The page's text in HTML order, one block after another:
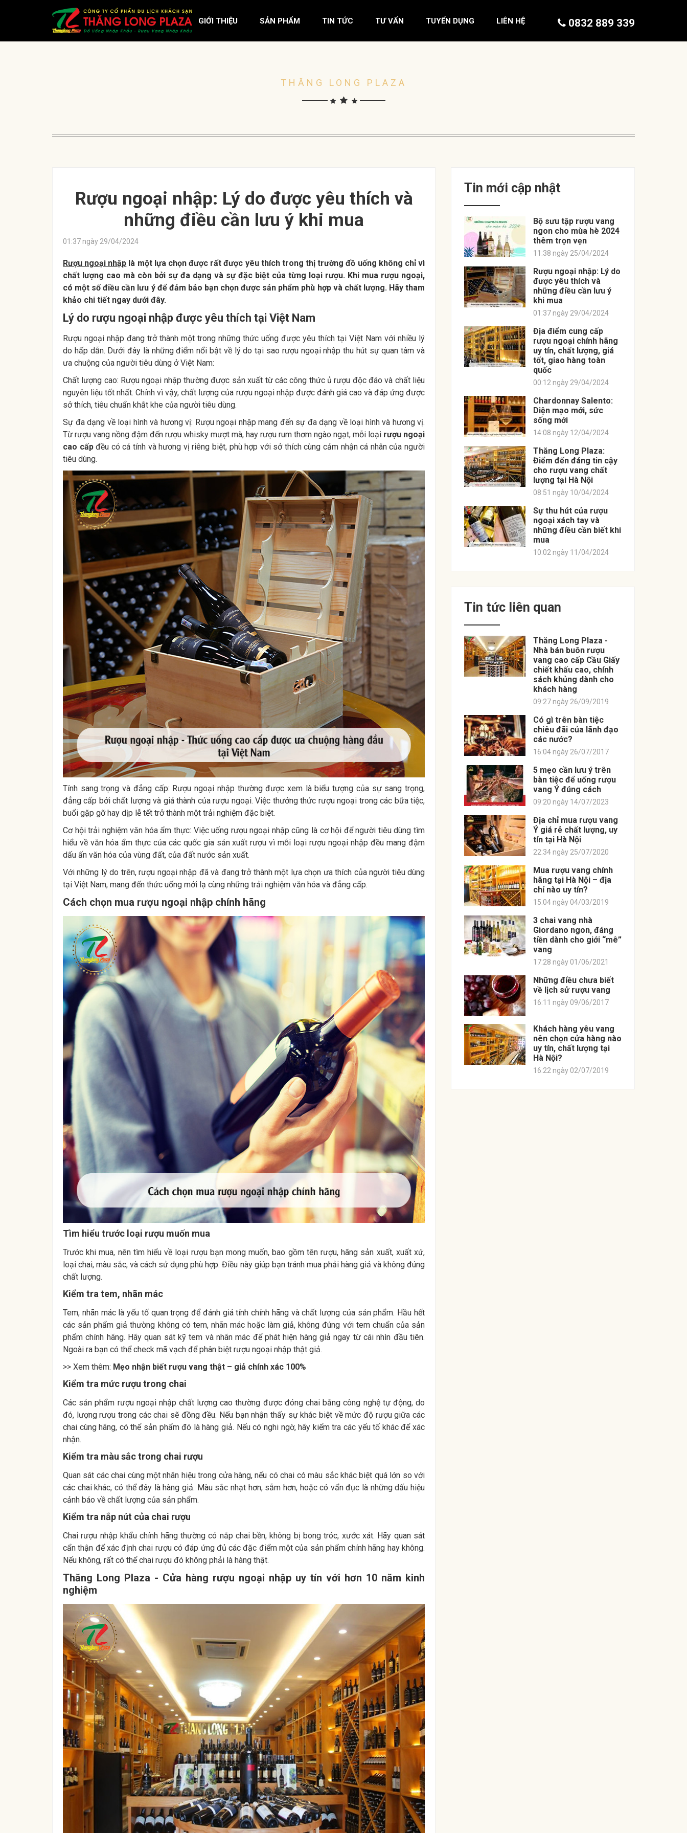
GIỚI THIỆU SẢN PHẨM TIN TỨC TƯ VẤN TUYỂN DỤNG LIÊN HỆ 0832 889 339
THĂNG LONG PLAZA
Rượu ngoại nhập: Lý do được yêu thích và
những điều cần lưu ý khi mua
01:37 ngày 29/04/2024
Rượu ngoại nhập là một lựa chọn được rất được yêu thích trong thị trường đồ uống không chỉ vì
chất lượng cao mà còn bởi sự đa dạng và sự đặc biệt của từng loại rượu. Khi mua rượu ngoại,
có một số điều cần lưu ý để đảm bảo bạn chọn được sản phẩm phù hợp và chất lượng. Hãy tham
khảo chi tiết ngay dưới đây.
Lý do rượu ngoại nhập được yêu thích tại Việt Nam
Rượu ngoại nhập đang trở thành một trong những thức uống được yêu thích tại Việt Nam với nhiều lý
do hấp dẫn. Dưới đây là những điểm nổi bật về lý do tại sao rượu ngoại nhập thu hút sự quan tâm và
ưa chuộng của người tiêu dùng ở Việt Nam:
Chất lượng cao: Rượu ngoại nhập thường được sản xuất từ các công thức ủ rượu độc đáo và chất liệu
nguyên liệu tốt nhất. Chính vì vậy, chất lượng của rượu ngoại nhập được đánh giá cao và đáp ứng được
sở thích, tiêu chuẩn khắt khe của người tiêu dùng.
Sự đa dạng về loại hình và hương vị: Rượu ngoại nhập mang đến sự đa dạng về loại hình và hương vị.
Từ rượu vang nồng đậm đến rượu whisky mượt mà, hay rượu rum thơm ngào ngạt, mỗi loại rượu ngoại
cao cấpđều có cá tính và hương vị riêng biệt, phù hợp với sở thích cùng cảm nhận cá nhân của người
tiêu dùng.
Tính sang trọng và đẳng cấp: Rượu ngoại nhập thường được xem là biểu tượng của sự sang trọng,
đẳng cấp bởi chất lượng và giá thành của rượu ngoại. Việc thưởng thức rượu ngoại trong các bữa tiệc,
buổi gặp gỡ hay dịp lễ tết trở thành một trải nghiệm đặc biệt.
Cơ hội trải nghiệm văn hóa ẩm thực: Việc uống rượu ngoại nhập cũng là cơ hội để người tiêu dùng tìm
hiểu về văn hóa ẩm thực của các quốc gia sản xuất rượu vì mỗi loại rượu ngoại nhập đều mang đậm
dấu ấn văn hóa của vùng đất, của đất nước sản xuất.
Với những lý do trên, rượu ngoại nhập đã và đang trở thành một lựa chọn ưa thích của người tiêu dùng
tại Việt Nam, mang đến thức uống mới lạ cùng những trải nghiệm văn hóa và đẳng cấp.
Cách chọn mua rượu ngoại nhập chính hãng
Tìm hiểu trước loại rượu muốn mua
Trước khi mua, nên tìm hiểu về loại rượu bạn mong muốn, bao gồm tên rượu, hãng sản xuất, xuất xứ,
loại chai, màu sắc, và cách sử dụng phù hợp. Điều này giúp bạn tránh mua phải hàng giả và không đúng
chất lượng.
Kiểm tra tem, nhãn mác
Tem, nhãn mác là yếu tố quan trọng để đánh giá tính chính hãng và chất lượng của sản phẩm. Hầu hết
các sản phẩm giả thường không có tem, nhãn mác hoặc làm giả, không đúng với tem chuẩn của sản
phẩm chính hãng. Hãy quan sát kỹ tem và nhãn mác để phát hiện hàng giả ngay từ cái nhìn đầu tiên.
Ngoài ra bạn có thể check mã vạch để phân biệt rượu ngoại nhập thật giả.
>> Xem thêm: Mẹo nhận biết rượu vang thật – giả chính xác 100%
Kiểm tra mức rượu trong chai
Các sản phẩm rượu ngoại nhập chất lượng cao thường được đóng chai bằng công nghệ tự động, do
đó, lượng rượu trong các chai sẽ đồng đều. Nếu bạn nhận thấy sự khác biệt về mức độ rượu giữa các
chai cùng hãng, có thể sản phẩm đó là hàng giả. Nếu có nghi ngờ, hãy kiểm tra các yếu tố khác để xác
nhận.
Kiểm tra màu sắc trong chai rượu
Quan sát các chai cùng một nhãn hiệu trong cửa hàng, nếu có chai có màu sắc khác biệt quá lớn so với
các chai khác, có thể đây là hàng giả. Màu sắc nhạt hơn, sẫm hơn, hoặc có vẩn đục là những dấu hiệu
cảnh báo về chất lượng của sản phẩm.
Kiểm tra nắp nút của chai rượu
Chai rượu nhập khẩu chính hãng thường có nắp chai bền, không bị bong tróc, xước xát. Hãy quan sát
cẩn thận để xác định chai rượu có đáp ứng đủ các đặc điểm một của sản phẩm chính hãng hay không.
Nếu không, rất có thể chai rượu đó không phải là hàng thật.
Thăng Long Plaza - Cửa hàng rượu ngoại nhập uy tín với hơn 10 năm kinh
nghiệm
Tin mới cập nhật
Bộ sưu tập rượu vang
ngon cho mùa hè 2024
thêm trọn vẹn
11:38 ngày 25/04/2024
Rượu ngoại nhập: Lý do
được yêu thích và
những điều cần lưu ý
khi mua
01:37 ngày 29/04/2024
Địa điểm cung cấp
rượu ngoại chính hãng
uy tín, chất lượng, giá
tốt, giao hàng toàn
quốc
00:12 ngày 29/04/2024
Chardonnay Salento:
Diện mạo mới, sức
sống mới
14:08 ngày 12/04/2024
Thăng Long Plaza:
Điểm đến đáng tin cậy
cho rượu vang chất
lượng tại Hà Nội
08:51 ngày 10/04/2024
Sự thu hút của rượu
ngoại xách tay và
những điều cần biết khi
mua
10:02 ngày 11/04/2024
Tin tức liên quan
Thăng Long Plaza -
Nhà bán buôn rượu
vang cao cấp Cầu Giấy
chiết khấu cao, chính
sách khủng dành cho
khách hàng
09:27 ngày 26/09/2019
Có gì trên bàn tiệc
chiêu đãi của lãnh đạo
các nước?
16:04 ngày 26/07/2017
5 mẹo cần lưu ý trên
bàn tiệc để uống rượu
vang Ý đúng cách
09:20 ngày 14/07/2023
Địa chỉ mua rượu vang
Ý giá rẻ chất lượng, uy
tín tại Hà Nội
22:34 ngày 25/07/2020
Mua rượu vang chính
hãng tại Hà Nội – địa
chỉ nào uy tín?
15:04 ngày 04/03/2019
3 chai vang nhà
Giordano ngon, đáng
tiền dành cho giới “mê”
vang
17:28 ngày 01/06/2021
Những điều chưa biết
về lịch sử rượu vang
16:11 ngày 09/06/2017
Khách hàng yêu vang
nên chọn cửa hàng nào
uy tín, chất lượng tại
Hà Nội?
16:22 ngày 02/07/2019